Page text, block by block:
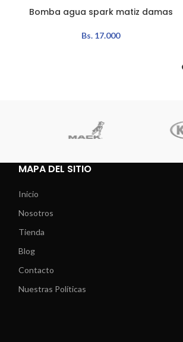
AÑADIR AL CARRITO
Bomba agua spark matiz damas
Bs. 17.000
MAPA DEL SITIO
Inicio
Nosotros
Tienda
Blog
Contacto
Nuestras Políticas